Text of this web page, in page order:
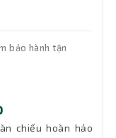
bảo hành tận
chiếu hoàn hảo